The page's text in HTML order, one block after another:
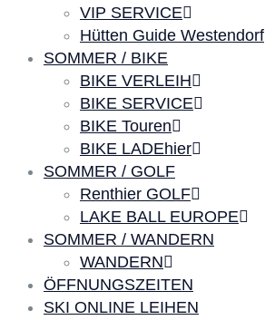
VIP SERVICE
Hütten Guide Westendorf
SOMMER / BIKE
BIKE VERLEIH
BIKE SERVICE
BIKE Touren
BIKE LADEhier
SOMMER / GOLF
Renthier GOLF
LAKE BALL EUROPE
SOMMER / WANDERN
WANDERN
ÖFFNUNGSZEITEN
SKI ONLINE LEIHEN